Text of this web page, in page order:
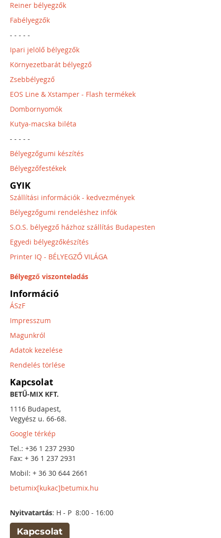
Reiner bélyegzők
Fabélyegzők
- - - - -
Ipari jelölő bélyegzők
Környezetbarát bélyegző
Zsebbélyegző
EOS Line & Xstamper - Flash termékek
Dombornyomók
Kutya-macska biléta
- - - - -
Bélyegzőgumi készítés
Bélyegzőfestékek
GYIK
Szállítási információk - kedvezmények
Bélyegzőgumi rendeléshez infók
S.O.S. bélyegző házhoz szállítás Budapesten
Egyedi bélyegzőkészítés
Printer IQ - BÉLYEGZŐ VILÁGA
Bélyegző viszonteladás
Információ
ÁSzF
Impresszum
Magunkról
Adatok kezelése
Rendelés törlése
Kapcsolat
BETŰ-MIX KFT.
1116 Budapest,
Vegyész u. 66-68.
Google térkép
Tel.: +36 1 237 2930
Fax: + 36 1 237 2931
Mobil: + 36 30 644 2661
betumix[kukac]betumix.hu
Nyitvatartás: H - P 8:00 - 16:00
Kapcsolat